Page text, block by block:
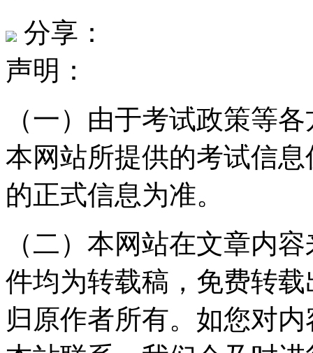
分享：
声明：
（一）由于考试政策等
本网站所提供的考试信
的正式信息为准。
（二）本网站在文章内
件均为转载稿，免费转
归原作者所有。如您对